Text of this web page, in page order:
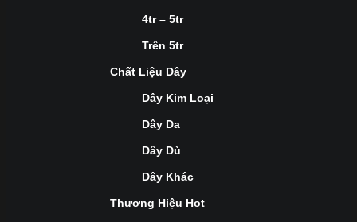
4tr – 5tr
Trên 5tr
Chất Liệu Dây
Dây Kim Loại
Dây Da
Dây Dù
Dây Khác
Thương Hiệu Hot